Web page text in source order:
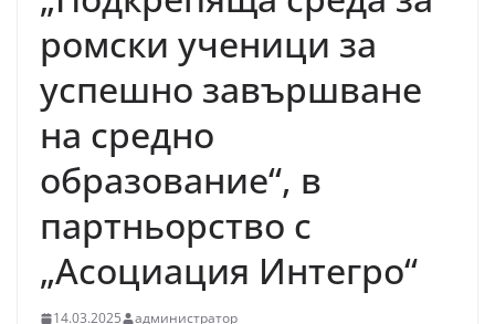
ромски ученици за
успешно завършване
на средно
образование“, в
партньорство с
„Асоциация Интегро“
14.03.2025 администратор